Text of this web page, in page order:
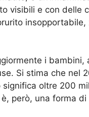
visibili e con delle
i bambini,
Si stima che nel
oltre 200
però, una forma di